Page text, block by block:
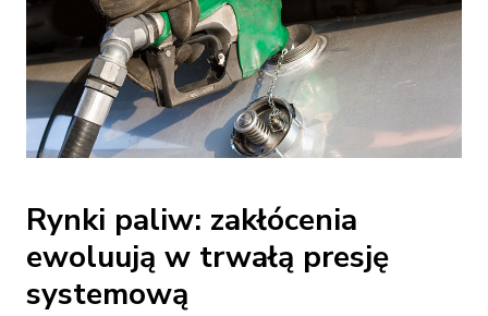
Rynki paliw: zakłócenia
ewoluują w trwałą presję
systemową